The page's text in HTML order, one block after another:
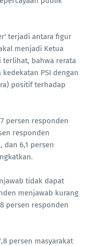
terjadi antara figur
menjadi Ketua
terlihat, bahwa rerata
PSI dengan
positif terhadap
persen responden
responden
dan 6,1 persen
tidak dapat
menjawab kurang
persen responden
persen masyarakat